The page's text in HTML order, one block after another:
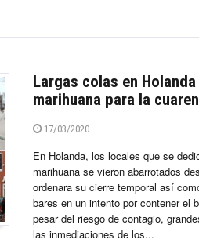
Largas colas en
marihuana para la
17/03/2020
En Holanda, los locales que se
marihuana se vieron abarrotados
ordenara su cierre temporal así
bares en un intento por contener el
pesar del riesgo de contagio,
las inmediaciones de los...